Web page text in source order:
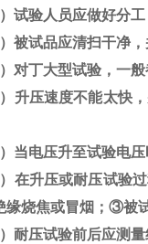
）试验人员应做好分
）被试品应清扫干净
）对丁大型试验，一
）升压速度不能太快
）当电压升至试验电
）在升压或耐压试验
缘烧焦或冒烟； ③被
）耐压试验前后应测